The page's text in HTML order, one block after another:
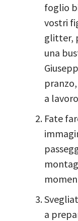
foglio
vostri
glitter,
una
a
Fate
a